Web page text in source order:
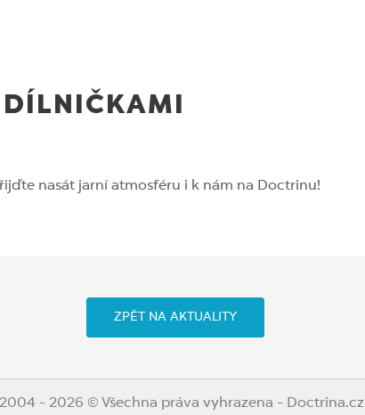
DÍLNIČKAMI
nasát jarní atmosféru i k nám na Doctrinu!
ZPĚT NA AKTUALITY
2004 - 2026 © Všechna práva vyhrazena - Doctrina.cz